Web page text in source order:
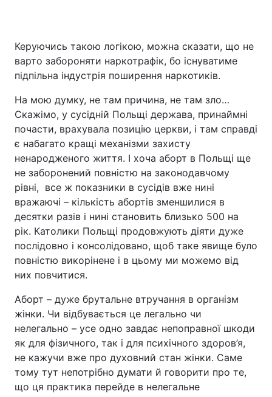
Керуючись такою логікою, можна сказати, що не
варто забороняти наркотрафік, бо існуватиме
підпільна індустрія поширення наркотиків.
На мою думку, не там причина, не там зло…
Скажімо, у сусідній Польщі держава, принаймні
почасти, врахувала позицію церкви, і там справді
є набагато кращі механізми захисту
ненародженого життя. І хоча аборт в Польщі ще
не заборонений повністю на законодавчому
рівні, все ж показники в сусідів вже нині
вражаючі – кількість абортів зменшилися в
десятки разів і нині становить близько 500 на
рік. Католики Польщі продовжують діяти дуже
послідовно і консолідовано, щоб таке явище було
повністю викорінене і в цьому ми можемо від
них повчитися.
Аборт – дуже брутальне втручання в організм
жінки. Чи відбувається це легально чи
нелегально – усе одно завдає непоправної шкоди
як для фізичного, так і для психічного здоров’я,
не кажучи вже про духовний стан жінки. Саме
тому тут непотрібно думати й говорити про те,
що ця практика перейде в нелегальне